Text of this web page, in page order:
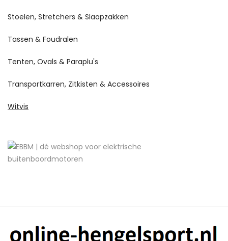
Stoelen, Stretchers & Slaapzakken
Tassen & Foudralen
Tenten, Ovals & Paraplu's
Transportkarren, Zitkisten & Accessoires
Witvis